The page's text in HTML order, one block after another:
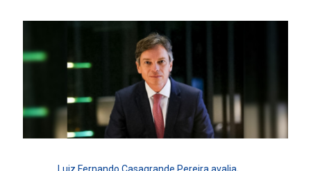
Luiz Fernando Casagrande Pereira avalia,